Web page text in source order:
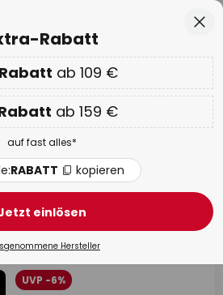
00D 15H 52M 36S
€ & 13% ab 159 €auf fast alles
RABATT kopieren
Week:Bis zu -70%
track 4
Filter
UVP -6%
Rabatt
Rabatt ab 109 €
ab 159 €
auf fast alles*
RABATT kopieren
einlösen
Hersteller